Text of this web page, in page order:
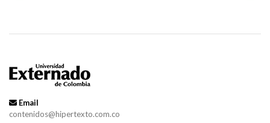
Email
contenidos@hipertexto.com.co